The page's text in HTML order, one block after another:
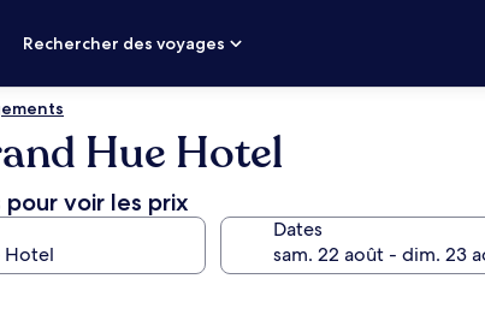
Rechercher des voyages
Hue Hotel
pour voir les prix
Dates